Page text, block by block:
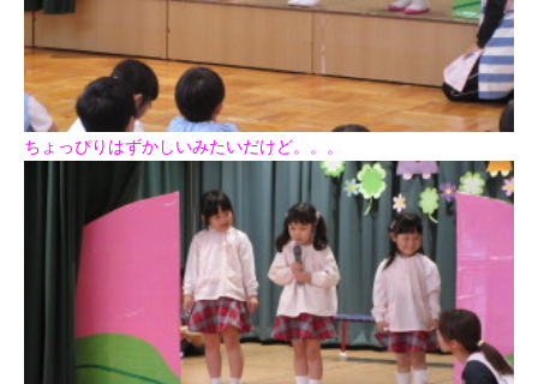
ちょっぴりはずかしいみたいだけど。。。